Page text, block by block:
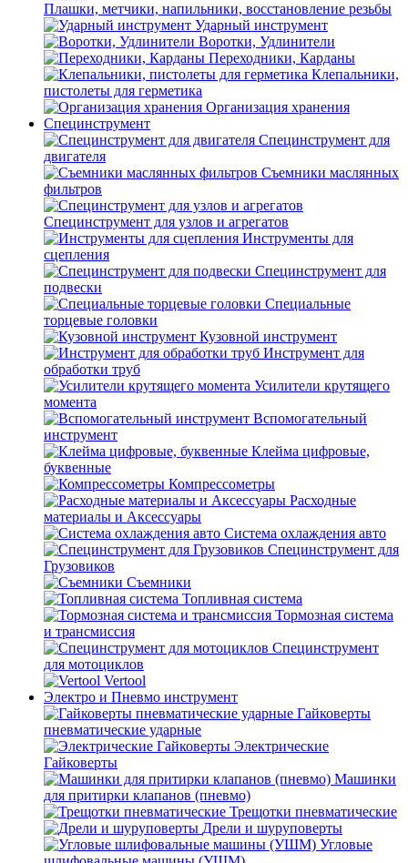
Плашки, метчики, напильники, восстановление резьбы
Ударный инструмент
Воротки, Удлинители
Переходники, Карданы
Клепальники,
пистолеты для герметика
Организация хранения
Специнструмент
Специнструмент для
двигателя
Съемники маслянных
фильтров
Специнструмент для узлов и агрегатов
Инструменты для
сцепления
Специнструмент для
подвески
Специальные
торцевые головки
Кузовной инструмент
Инструмент для
обработки труб
Усилители крутящего
момента
Вспомогательный
инструмент
Клейма цифровые,
буквенные
Компрессометры
Расходные
материалы и Аксессуары
Система охлаждения авто
Специнструмент для
Грузовиков
Съемники
Топливная система
Тормозная система
и трансмиссия
Специнструмент
для мотоциклов
Vertool
Электро и Пневмо инструмент
Гайковерты
пневматические ударные
Электрические
Гайковерты
Машинки
для притирки клапанов (пневмо)
Трещотки пневматические
Дрели и шуруповерты
Угловые